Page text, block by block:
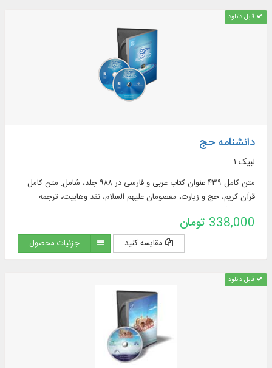
قابل دانلود
دانشنامه حج
لبیک ۱
متن کامل ۴۳۹ عنوان کتاب عربی و فارسی در ۹۸۸ جلد، شامل: متن كامل
قرآن كریم، حج و زیارت، معصومان علیهم السلام، نقد وهابیت، ترجمه
338,000 تومان
مقایسه کنید جزئیات محصول
قابل دانلود